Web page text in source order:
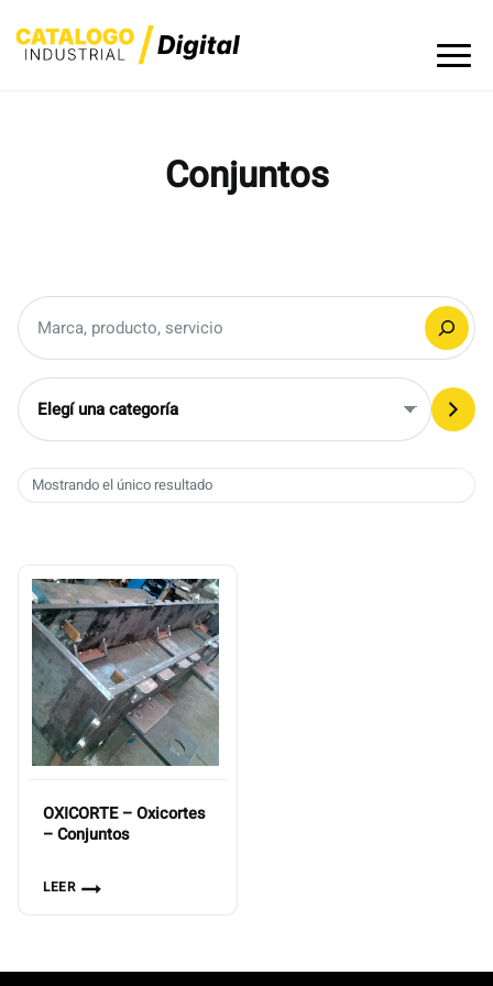
to
Conjuntos
Mostrando el único resultado
OXICORTE – Oxicortes
– Conjuntos
LEER
Elegí
una
categoría